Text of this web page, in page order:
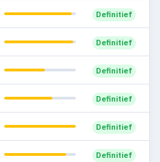
Definitief
Definitief
Definitief
Definitief
Definitief
Definitief